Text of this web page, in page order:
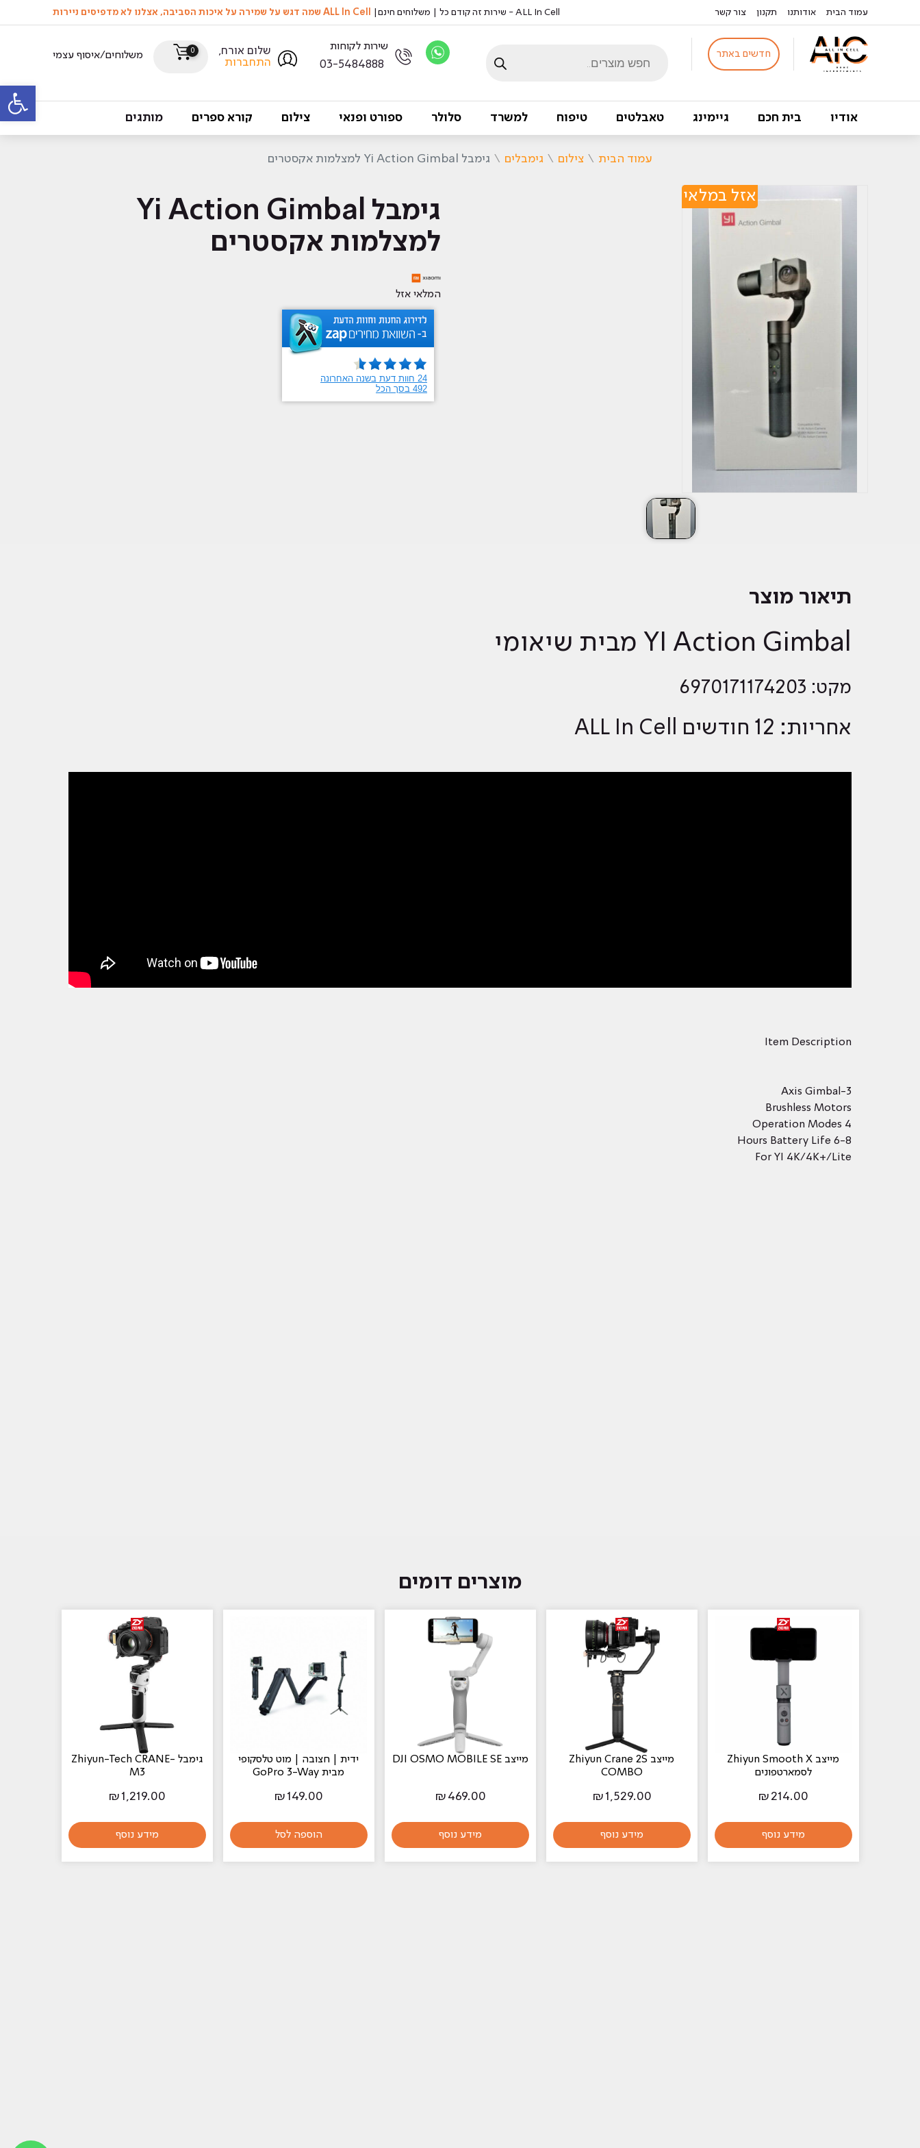
פתח
עמוד הבית אודותנו תקנון צור קשר ALL In Cell - שירות זה קודם כל | משלוחים חינם| ALL In Cell שמה דגש על שמירה על איכות הסביבה, אצלנו לא מדפיסים ניירות
חדשים באתר
search
שירות לקוחות
03-5484888
שלום אורח,
התחברות
0 משלוחים/איסוף עצמי
אודיו בית חכם גיימינג טאבלטים טיפוח למשרד סלולר ספורט ופנאי צילום קורא ספרים מותגים
עמוד הבית \ צילום \ גימבלים \ גימבל Yi Action Gimbal למצלמות אקסטרים
גימבל Yi Action Gimbal
למצלמות אקסטרים
המלאי אזל
אזל במלאי
תיאור מוצר
YI Action Gimbal מבית שיאומי
מקט: 6970171174203
אחריות: 12 חודשים ALL In Cell
Item Description
3-Axis Gimbal
Brushless Motors
4 Operation Modes
6-8 Hours Battery Life
For YI 4K/4K+/Lite
מוצרים דומים
מייצב Zhiyun Smooth X
לסמארטפונים
₪ 214.00
מידע נוסף
מייצב Zhiyun Crane 2S
COMBO
₪1,529.00
מידע נוסף
מייצב DJI OSMO MOBILE SE
₪ 469.00
מידע נוסף
ידית | חצובה | מוט טלסקופי
מבית GoPro 3-Way
₪149.00
הוספה לסל
גימבל Zhiyun-Tech CRANE-
M3
₪1,219.00
מידע נוסף